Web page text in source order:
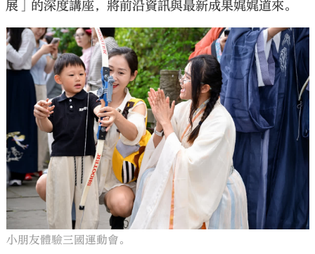
展」的深度講座，將前沿資訊與最新成果娓娓道來。
小朋友體驗三國運動會。